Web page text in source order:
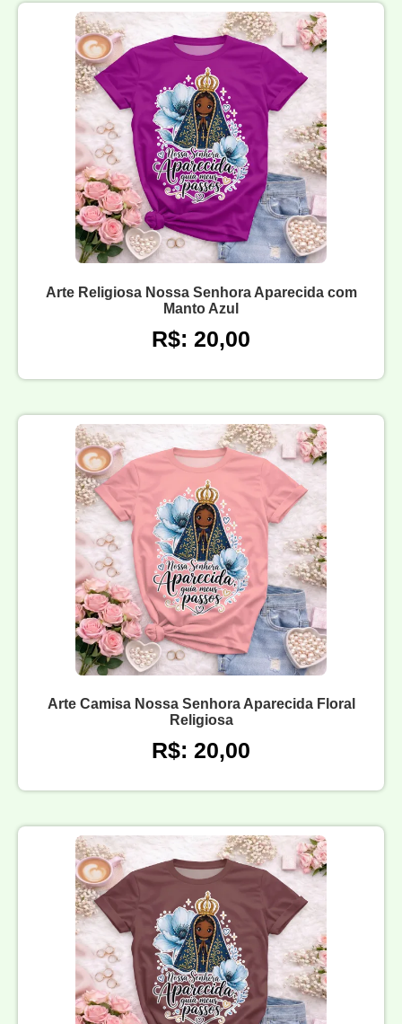
Arte Religiosa Nossa Senhora Aparecida com
Manto Azul
R$: 20,00
Arte Camisa Nossa Senhora Aparecida Floral
Religiosa
R$: 20,00